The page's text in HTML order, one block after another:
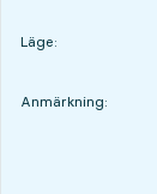
Läge:
LÄGE,
,
Anmärkning: